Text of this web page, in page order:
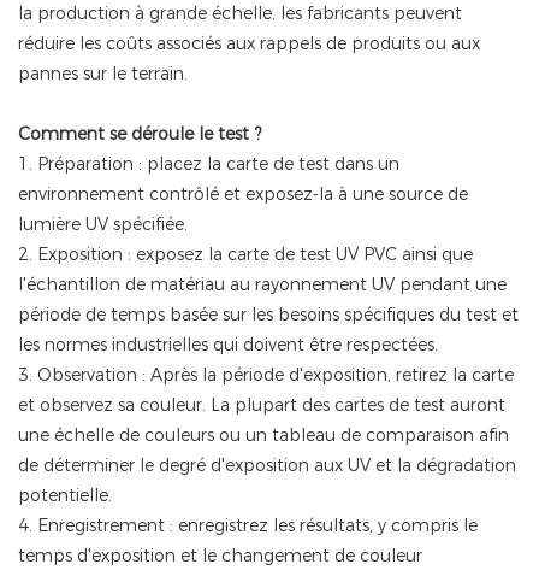
la production à grande échelle, les fabricants peuvent
réduire les coûts associés aux rappels de produits ou aux
pannes sur le terrain.
Comment se déroule le test ?
1. Préparation : placez la carte de test dans un
environnement contrôlé et exposez-la à une source de
lumière UV spécifiée.
2. Exposition : exposez la carte de test UV PVC ainsi que
l'échantillon de matériau au rayonnement UV pendant une
période de temps basée sur les besoins spécifiques du test et
les normes industrielles qui doivent être respectées.
3. Observation : Après la période d'exposition, retirez la carte
et observez sa couleur. La plupart des cartes de test auront
une échelle de couleurs ou un tableau de comparaison afin
de déterminer le degré d'exposition aux UV et la dégradation
potentielle.
4. Enregistrement : enregistrez les résultats, y compris le
temps d'exposition et le changement de couleur